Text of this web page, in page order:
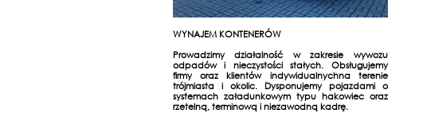
WYNAJEM KONTENERÓW
Prowadzimy działalność w zakresie wywozu
odpadów i nieczystości stałych. Obsługujemy
firmy oraz klientów indywidualnychna terenie
trójmiasta i okolic. Dysponujemy pojazdami o
systemach załadunkowym typu hakowiec oraz
rzetelną, terminową i niezawodną kadrę.